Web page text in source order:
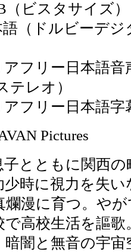
ビスタサイズ）
ルビーデジタ
日本語音声
テレオ）
ー日本語字
Pictures
とともに関西
時に視力を失
漫に育つ。や
高校生活を謳
闇と無音の宇宙